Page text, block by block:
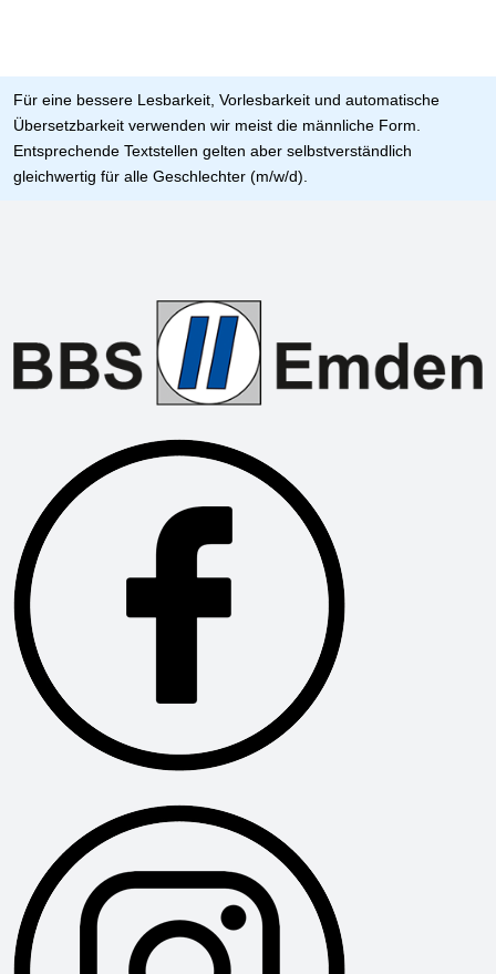
Für eine bessere Lesbarkeit, Vorlesbarkeit und automatische
Übersetzbarkeit verwenden wir meist die männliche Form.
Entsprechende Textstellen gelten aber selbstverständlich
gleichwertig für alle Geschlechter (m/w/d).